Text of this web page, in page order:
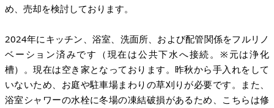
め、売却を検討しております。
2024年にキッチン、浴室、洗面所、および配管関係をフルリノ
ベーション済みです（現在は公共下水へ接続。※元は浄化
槽）。現在は空き家となっております。昨秋から手入れをして
いないため、お庭や駐車場まわりの草刈りが必要です。また、
浴室シャワーの水栓に冬場の凍結破損があるため、こちらは修